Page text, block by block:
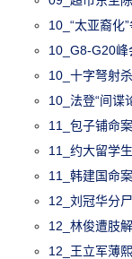
10_“太亚裔化
10_G8-G20峰
10_十字弩射
10_法登“间谍
11_包子铺命案
11_约大留学
11_韩建国命案
12_刘冠华分
12_林俊遭肢
12_王立军薄